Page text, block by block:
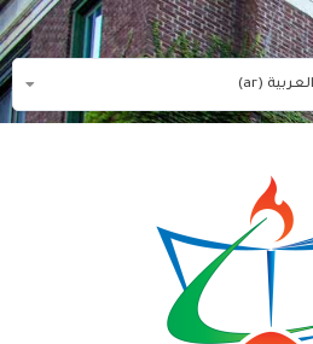
العربية ‎(ar)‎